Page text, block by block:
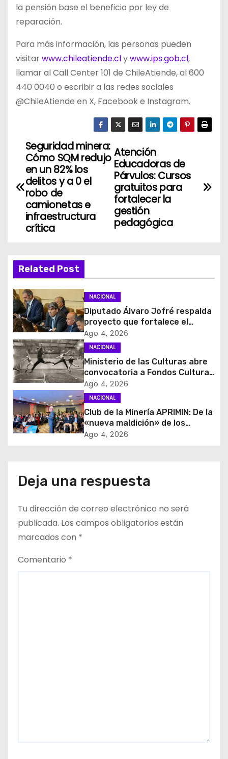
la pensión base el beneficio por ley de
reparación.
Para más información, las personas pueden
visitarwww.chileatiende.clywww.ips.gob.cl,
llamar al Call Center 101 de ChileAtiende, al 600
440 0040 o escribir a las redes sociales
@ChileAtiende en X, Facebook e Instagram.
N
v
a
c
i
ó
n
d
e
e
n
r
d
a
s
Atención
Educadoras de
Párvulos: Cursos
gratuitos para
fortalecer la
gestión
pedagógica
Seguridad minera:
Cómo SQM redujo
en un 82% los
delitos y a 0 el
robo de
camionetas e
infraestructura
crítica
Related Post
NACIONAL
Diputado Álvaro Jofré respalda
proyecto que fortalece el
control de identidad durante
estados de excepción
Ago 4, 2026
NACIONAL
Ministerio de las Culturas abre
convocatoria a Fondos Cultura
2027 con foco en
transparencia, innovación y
acceso ciudadano
Ago 4, 2026
NACIONAL
Club de la Minería APRIMIN: De la
«nueva maldición» de los
recursos al rol clave de los
Ago 4, 2026
Deja una respuesta
Tu dirección de correo electrónico no será
publicada. Los campos obligatorios están
marcados con *
Comentario *